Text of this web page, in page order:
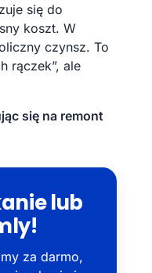
się do
koszt. W
czynsz. To
rączek”, ale
się na remont
lub
za darmo,